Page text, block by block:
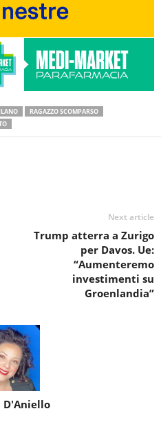
RAGAZZO SCOMPARSO
Next article
Trump atterra a Zurigo
per Davos. Ue:
“Aumenteremo
investimenti su
Groenlandia”
D'Aniello